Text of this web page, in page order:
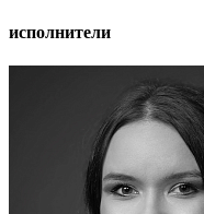
исполнители